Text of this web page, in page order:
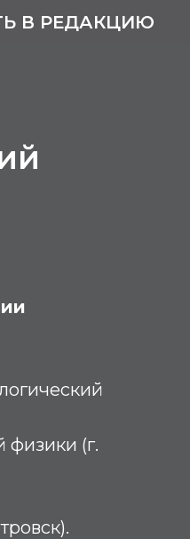
В РЕДАКЦИЮ
физики (г.